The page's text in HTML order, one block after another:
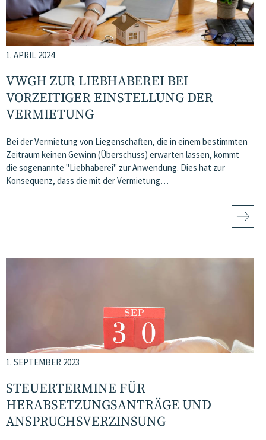
1. APRIL 2024
VWGH ZUR LIEBHABEREI BEI
VORZEITIGER EINSTELLUNG DER
VERMIETUNG
Bei der Vermietung von Liegenschaften, die in einem bestimmten
Zeitraum keinen Gewinn (Überschuss) erwarten lassen, kommt
die sogenannte "Liebhaberei" zur Anwendung. Dies hat zur
Konsequenz, dass die mit der Vermietung…
1. SEPTEMBER 2023
STEUERTERMINE FÜR
HERABSETZUNGSANTRÄGE UND
ANSPRUCHSVERZINSUNG